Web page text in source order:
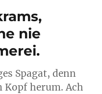
nie
Spagat, denn
Kopf herum. Ach